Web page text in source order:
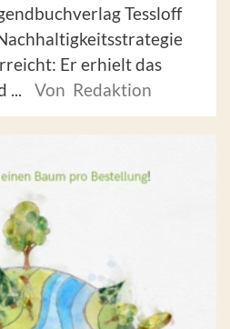
Tessloff
Er erhielt das
...
Von Redaktion